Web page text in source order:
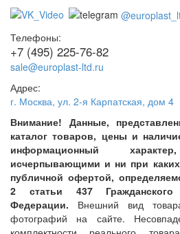
Телефоны:
+7 (495) 225-76-82
sale@europlast-ltd.ru
Адрес:
г. Москва, ул. 2-я Карпатская, дом 4
Внимание! Данные,
каталог товаров, цены и
информационный
исчерпывающими и ни при
публичной офертой,
2 статьи 437 Гражданского
Федерации. Внешний вид
фотографий на сайте.